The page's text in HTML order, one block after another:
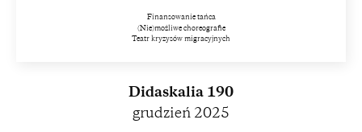
Finansowanie tańca
(Nie)możliwe choreografie
Teatr kryzysów migracyjnych
Didaskalia 190
grudzień 2025